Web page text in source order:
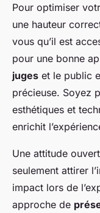
Pour optimiser
une hauteur
vous qu’il est
pour une bonne
juges et le public
précieuse. Soyez
esthétiques et
enrichit
Une attitude
seulement attirer
impact lors de
approche de